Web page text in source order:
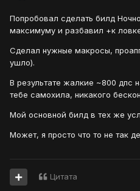
Попробовал сделать билд
максимуму и разбавил +к
Сделал нужные макросы,
ушло).
В результате жалкие ~800 дпс
тебе самохила, никакого
Мой основной билд в тех же
Может, я просто что то не так
Цитата